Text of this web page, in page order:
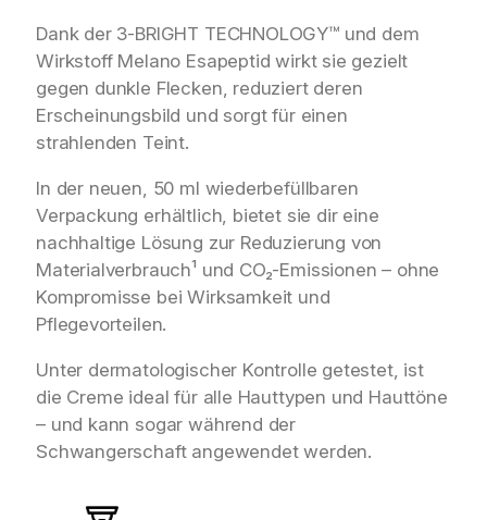
Dank der 3-BRIGHT TECHNOLOGY™ und dem
Wirkstoff Melano Esapeptid wirkt sie gezielt
gegen dunkle Flecken, reduziert deren
Erscheinungsbild und sorgt für einen
strahlenden Teint.
In der neuen, 50 ml wiederbefüllbaren
Verpackung erhältlich, bietet sie dir eine
nachhaltige Lösung zur Reduzierung von
Materialverbrauch¹ und CO₂-Emissionen – ohne
Kompromisse bei Wirksamkeit und
Pflegevorteilen.
Unter dermatologischer Kontrolle getestet, ist
die Creme ideal für alle Hauttypen und Hauttöne
– und kann sogar während der
Schwangerschaft angewendet werden.